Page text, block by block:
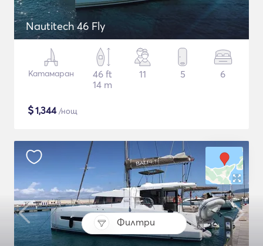
Филтри
Nautitech 46 Fly
Катамаран
46 ft
14 m
11 5 6
$1,344/нощ